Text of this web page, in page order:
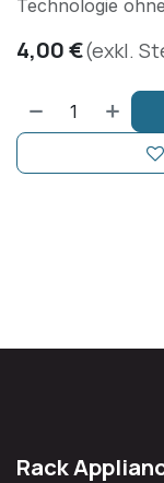
Technologie
4,00€(exkl.
Rack